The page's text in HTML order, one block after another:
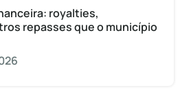
royalties,
repasses que o município